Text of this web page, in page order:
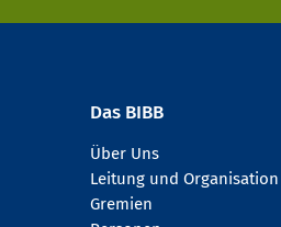
Das BIBB
Über Uns
Leitung und Organisation
Gremien